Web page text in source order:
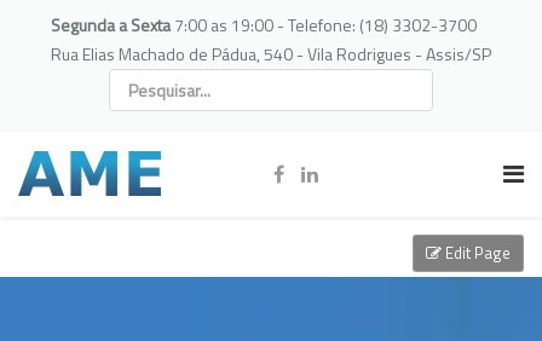
Segunda a Sexta7:00 as 19:00 - Telefone: (18) 3302-3700
Rua Elias Machado de Pádua, 540 - Vila Rodrigues - Assis/SP
Edit Page